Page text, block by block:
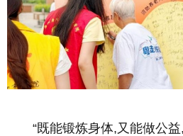
“既能锻炼身体,又能做公